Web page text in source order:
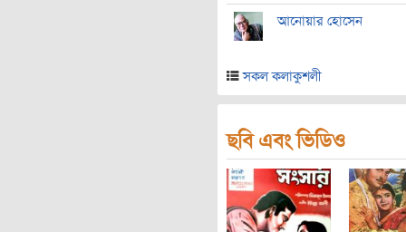
আনোয়ার হোসেন
সকল কলাকুশলী
ছবি এবং ভিডিও